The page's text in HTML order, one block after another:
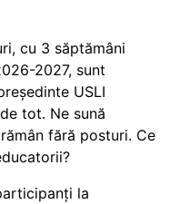
cu 3 săptămâni
2027, sunt
USLI
tot. Ne sună
fără posturi. Ce
la